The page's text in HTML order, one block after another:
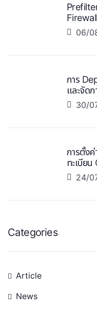
Firewall
06/
การ
และจัด
30/
การตั้ง
ทะเบีย
24/
Categories
Article
News